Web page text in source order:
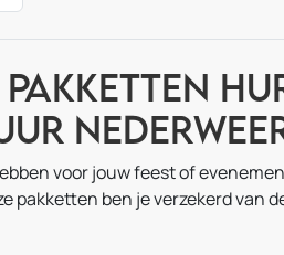
voor jouw feest of
pakketten ben je verzekerd